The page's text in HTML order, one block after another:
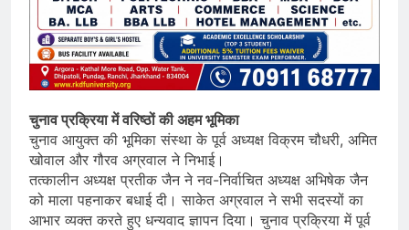
चुनाव प्रक्रिया में वरिष्ठों की अहम भूमिका
चुनाव आयुक्त की भूमिका संस्था के पूर्व अध्यक्ष विक्रम चौधरी, अमित
खोवाल और गौरव अग्रवाल ने निभाई।
तत्कालीन अध्यक्ष प्रतीक जैन ने नव-निर्वाचित अध्यक्ष अभिषेक जैन
को माला पहनाकर बधाई दी। साकेत अग्रवाल ने सभी सदस्यों का
आभार व्यक्त करते हुए धन्यवाद ज्ञापन दिया। चुनाव प्रक्रिया में पूर्व